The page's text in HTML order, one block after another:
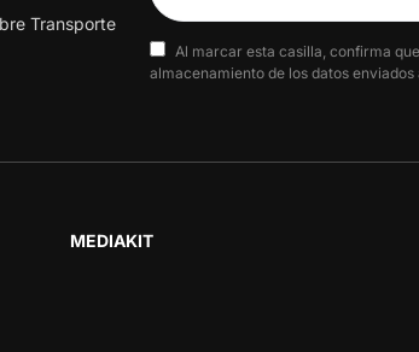
Transporte
Al marcar esta casilla, confirma
almacenamiento de los datos
MEDIAKIT